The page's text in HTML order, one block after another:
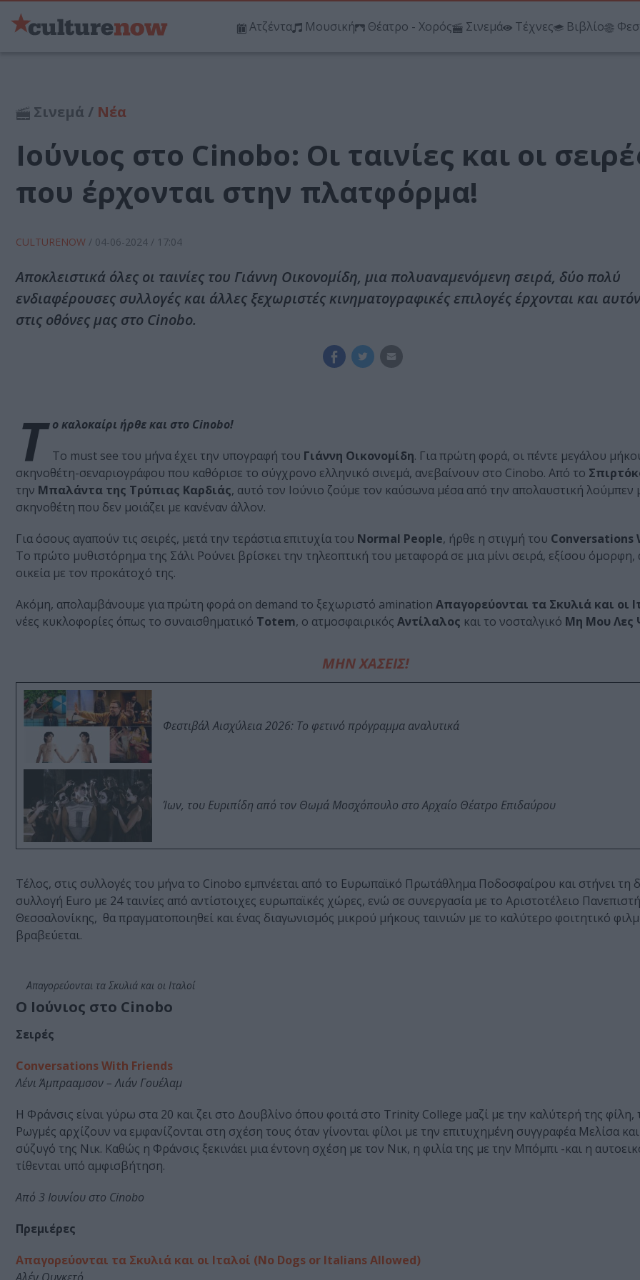
Ατζέντα Μουσική Θέατρο - Χορός Σινεμά Τέχνες Βιβλίο
Σινεμά / Νέα
Ιούνιος στο Cinobo: Οι ταινίες και οι
που έρχονται στην πλατφόρμα!
CULTURENOW / 04-06-2024 / 17:04
Αποκλειστικά όλες οι ταινίες του Γιάννη Οικονομίδη, μια πολυαναμενόμενη σειρά, δύο πολύ
ενδιαφέρουσες συλλογές και άλλες ξεχωριστές κινηματογραφικές επιλογές έρχονται και
στις οθόνες μας στο Cinobo.
Τ ο καλοκαίρι ήρθε και στο Cinobo!
Το must see του μήνα έχει την υπογραφή του Γιάννη Οικονομίδη. Για πρώτη φορά, οι πέντε μεγάλου
σκηνοθέτη-σεναριογράφου που καθόρισε το σύγχρονο ελληνικό σινεμά, ανεβαίνουν στο Cinobo. Από το
την Μπαλάντα της Τρύπιας Καρδιάς, αυτό τον Ιούνιο ζούμε τον καύσωνα μέσα από την απολαυστική λούμπεν
σκηνοθέτη που δεν μοιάζει με κανέναν άλλον.
Για όσους αγαπούν τις σειρές, μετά την τεράστια επιτυχία του Normal People, ήρθε η στιγμή του Conversations
Το πρώτο μυθιστόρημα της Σάλι Ρούνει βρίσκει την τηλεοπτική του μεταφορά σε μια μίνι σειρά, εξίσου όμορφη,
οικεία με τον προκάτοχό της.
Ακόμη, απολαμβάνουμε για πρώτη φορά on demand το ξεχωριστό amination Απαγορεύονται τα Σκυλιά και οι
νέες κυκλοφορίες όπως το συναισθηματικό Totem, ο ατμοσφαιρικός Αντίλαλος και το νοσταλγικό Μη Μου Λες
ΜΗΝ ΧΑΣΕΙΣ!
Φεστιβάλ Αισχύλεια 2026: Το φετινό πρόγραμμα αναλυτικά
Ίων, του Ευριπίδη από τον Θωμά Μοσχόπουλο στο Αρχαίο Θέατρο Επιδαύρου
Τέλος, στις συλλογές του μήνα το Cinobo εμπνέεται από το Ευρωπαϊκό Πρωτάθλημα Ποδοσφαίρου και στήνει τη
συλλογή Euro με 24 ταινίες από αντίστοιχες ευρωπαϊκές χώρες, ενώ σε συνεργασία με το Αριστοτέλειο
Θεσσαλονίκης, θα πραγματοποιηθεί και ένας διαγωνισμός μικρού μήκους ταινιών με το καλύτερο φοιτητικό
βραβεύεται.
Απαγορεύονται τα Σκυλιά και οι Ιταλοί
O Ιούνιος στο Cinobo
Σειρές
Conversations With Friends
Λένι Άμπρααμσον – Λιάν Γουέλαμ
Η Φράνσις είναι γύρω στα 20 και ζει στο Δουβλίνο όπου φοιτά στο Trinity College μαζί με την καλύτερή της
Ρωγμές αρχίζουν να εμφανίζονται στη σχέση τους όταν γίνονται φίλοι με την επιτυχημένη συγγραφέα Μελίσα
σύζυγό της Νικ. Καθώς η Φράνσις ξεκινάει μια έντονη σχέση με τον Νικ, η φιλία της με την Μπόμπι -και η
τίθενται υπό αμφισβήτηση.
Από 3 Ιουνίου στο Cinobo
Πρεμιέρες
Απαγορεύονται τα Σκυλιά και οι Ιταλοί (No Dogs or Italians Allowed)